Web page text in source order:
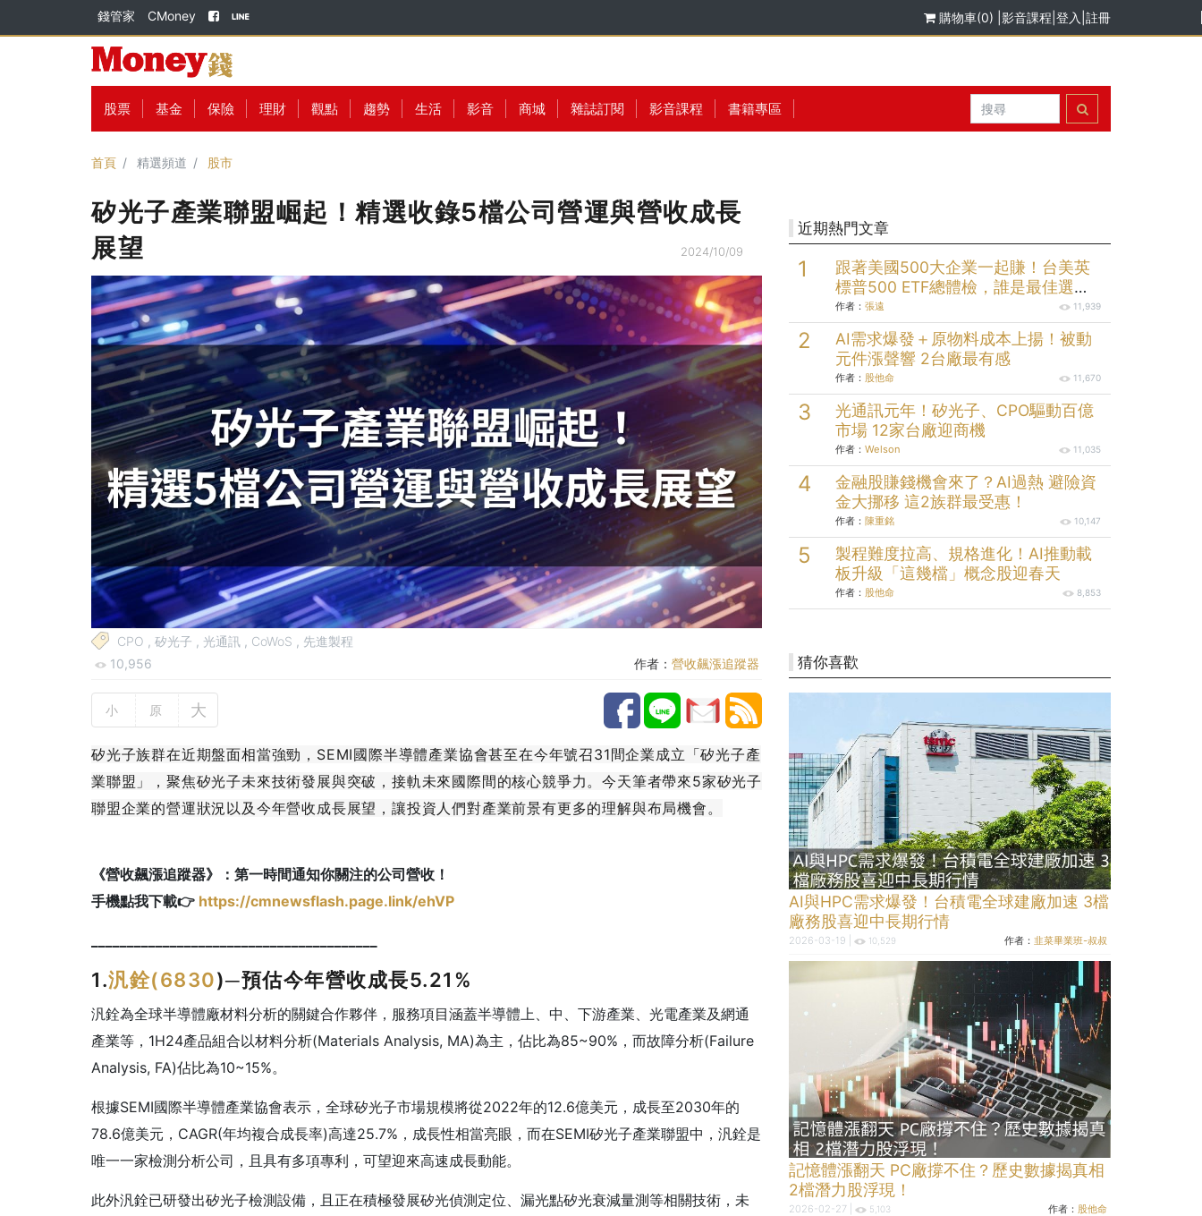
錢管家 CMoney 購物車(0) 影音課程 登入 註冊
股票 基金 保險 理財 觀點 趨勢 生活 影音 商城 雜誌訂閱 影音課程 書籍專區
首頁 精選頻道 股市
矽光子產業聯盟崛起！精選收錄5檔公司營運與營收成長
展望
2024/10/09
CPO , 矽光子 , 光通訊 , CoWoS , 先進製程
10,956
作者： 營收飆漲追蹤器
小 原 大
矽光子族群在近期盤面相當強勁，SEMI國際半導體產業協會甚至在今年號召31間企業成立「矽光子產
業聯盟」，聚焦矽光子未來技術發展與突破，接軌未來國際間的核心競爭力。今天筆者帶來5家矽光子
聯盟企業的營運狀況以及今年營收成長展望，讓投資人們對產業前景有更多的理解與布局機會。
《營收飆漲追蹤器》：第一時間通知你關注的公司營收！
手機點我下載👉 https://cmnewsflash.page.link/ehVP
1.汎銓(6830)─預估今年營收成長5.21%
汎銓為全球半導體廠材料分析的關鍵合作夥伴，服務項目涵蓋半導體上、中、下游產業、光電產業及網通
產業等，1H24產品組合以材料分析(Materials Analysis, MA)為主，佔比為85~90%，而故障分析(Failure
Analysis, FA)佔比為10~15%。
根據SEMI國際半導體產業協會表示，全球矽光子市場規模將從2022年的12.6億美元，成長至2030年的
78.6億美元，CAGR(年均複合成長率)高達25.7%，成長性相當亮眼，而在SEMI矽光子產業聯盟中，汎銓是
唯一一家檢測分析公司，且具有多項專利，可望迎來高速成長動能。
此外汎銓已研發出矽光子檢測設備，且正在積極發展矽光偵測定位、漏光點矽光衰減量測等相關技術，未
近期熱門文章
跟著美國500大企業一起賺！台美英
標普500 ETF總體檢，誰是最佳選
擇？
作者： 張遠 11,939
AI需求爆發＋原物料成本上揚！被動
元件漲聲響 2台廠最有感
作者： 股他命 11,670
光通訊元年！矽光子、CPO驅動百億
市場 12家台廠迎商機
作者： Welson 11,035
金融股賺錢機會來了？AI過熱 避險資
金大挪移 這2族群最受惠！
作者： 陳重銘 10,147
製程難度拉高、規格進化！AI推動載
板升級「這幾檔」概念股迎春天
作者： 股他命 8,853
猜你喜歡
AI與HPC需求爆發！台積電全球建廠加速 3檔
廠務股喜迎中長期行情
2026-03-19 | 10,529 作者：韭菜畢業班-叔叔
記憶體漲翻天 PC廠撐不住？歷史數據揭真相
2檔潛力股浮現！
2026-02-27 | 5,103 作者： 股他命